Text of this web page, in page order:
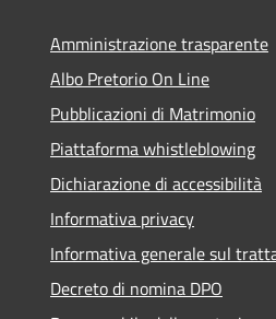
Amministrazione trasparente
Albo Pretorio On Line
Pubblicazioni di Matrimonio
Piattaforma whistleblowing
Dichiarazione di accessibilità
Informativa privacy
Informativa generale sul
Decreto di nomina DPO